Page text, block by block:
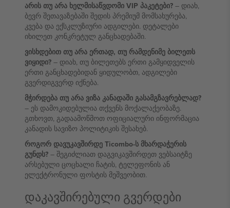
არის თუ არა ხელმისაწვდომი VIP პაკეტები? – დიახ,
ბევრ შეთავაზებაში შედის პრემიუმ მომსახურება,
კვება და ექსკლუზიური ადგილები. დეტალები
იხილეთ კონკრეტულ განცხადებაში.
ვისხდებით თუ არა ერთად, თუ რამდენიმე ბილეთს
ვიყიდი? – დიახ, თუ ბილეთებს ერთი გამყიდველის
ერთი განცხადებიდან ყიდულობთ, ადგილები
გვერდიგვერდ იქნება.
მჭირდება თუ არა ვიზა კანადაში გასამგზავრებლად?
– ეს დამოკიდებულია თქვენს მოქალაქეობაზე.
გთხოვთ, გადაამოწმოთ ოფიციალური ინფორმაცია
კანადის სავიზო პოლიტიკის შესახებ.
როგორ დავუკავშირდე Ticombo-ს მხარდაჭერის
გუნდს? – შეგიძლიათ დაგვიკავშირდეთ ვებსაიტზე
არსებული ცოცხალი ჩატის, ტელეფონის ან
ელექტრონული ფოსტის მეშვეობით.
დაკავშირებული გვერდები